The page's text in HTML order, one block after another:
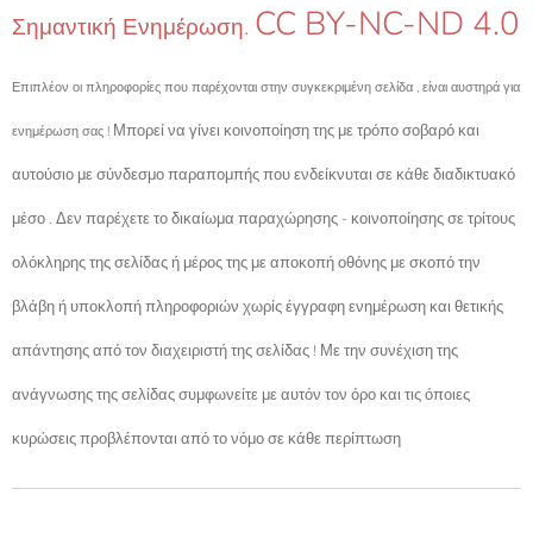
Σημαντική Ενημέρωση. CC BY-NC-ND 4.0
Επιπλέον οι πληροφορίες που παρέχονται στην συγκεκριμένη σελίδα , είναι αυστηρά για
ενημέρωση σας ! Μπορεί να γίνει κοινοποίηση της με τρόπο σοβαρό και
αυτούσιο με σύνδεσμο παραπομπής που ενδείκνυται σε κάθε διαδικτυακό
μέσο . Δεν παρέχετε το δικαίωμα παραχώρησης - κοινοποίησης σε τρίτους
ολόκληρης της σελίδας ή μέρος της με αποκοπή οθόνης με σκοπό την
βλάβη ή υποκλοπή πληροφοριών χωρίς έγγραφη ενημέρωση και θετικής
απάντησης από τον διαχειριστή της σελίδας ! Με την συνέχιση της
ανάγνωσης της σελίδας συμφωνείτε με αυτόν τον όρο και τις όποιες
κυρώσεις προβλέπονται από το νόμο σε κάθε περίπτωση